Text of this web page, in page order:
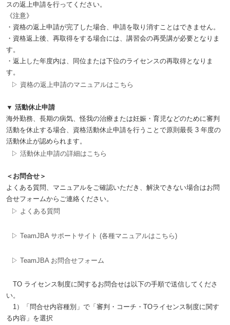
スの返上申請を行ってください。
《注意》
・資格の返上申請が完了した場合、申請を取り消すことはできません。
・資格返上後、再取得をする場合には、講習会の再受講が必要となりま
す。
・返上した年度内は、同位または下位のライセンスの再取得となりま
す。
▷ 資格の返上申請のマニュアルはこちら
▼ 活動休止申請
海外勤務、長期の病気、怪我の治療または妊娠・育児などのために審判
活動を休止する場合、資格活動休止申請を行うことで原則最長 3 年度の
活動休止が認められます。
▷ 活動休止申請の詳細はこちら
＜お問合せ＞
よくある質問、マニュアルをご確認いただき、解決できない場合はお問
合せフォームからご連絡ください。
▷ よくある質問
▷ TeamJBA サポートサイト (各種マニュアルはこちら)
▷ TeamJBA お問合せフォーム
TO ライセンス制度に関するお問合せは以下の手順で送信してくださ
い。
1）「問合せ内容種別」で「審判・コーチ・TOライセンス制度に関す
る内容」を選択